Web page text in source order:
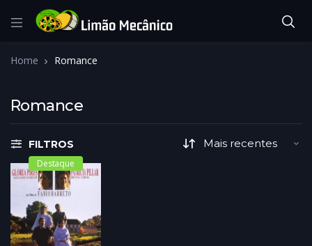
Home Romance
Romance
FILTROS
Destaque